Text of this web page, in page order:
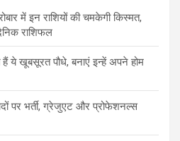
में इन राशियों की चमकेगी किस्मत,
राशिफल
ये खूबसूरत पौधे, बनाएं इन्‍हें अपने होम
पर भर्ती, ग्रेजुएट और प्रोफेशनल्स